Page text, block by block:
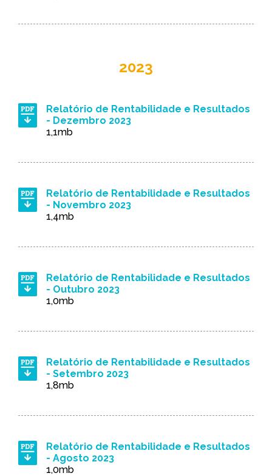
2023
Relatório de Rentabilidade e Resultados
- Dezembro 2023
1,1mb
Relatório de Rentabilidade e Resultados
- Novembro 2023
1,4mb
Relatório de Rentabilidade e Resultados
- Outubro 2023
1,0mb
Relatório de Rentabilidade e Resultados
- Setembro 2023
1,8mb
Relatório de Rentabilidade e Resultados
- Agosto 2023
1,0mb